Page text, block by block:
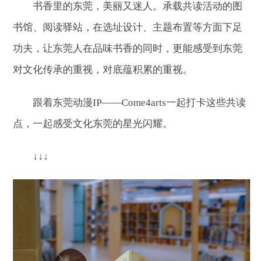
书香里的东莞，美丽又迷人。承载共读活动的图
书馆、阅读驿站，在选址设计、主题布置等方面下足
功夫，让东莞人在品味书香的同时，更能感受到东莞
对文化传承的重视，对底蕴积累的重视。
跟着东莞动漫IP——Come4arts一起打卡这些共读
点，一起感受文化东莞的星光闪耀。
↓ ↓ ↓